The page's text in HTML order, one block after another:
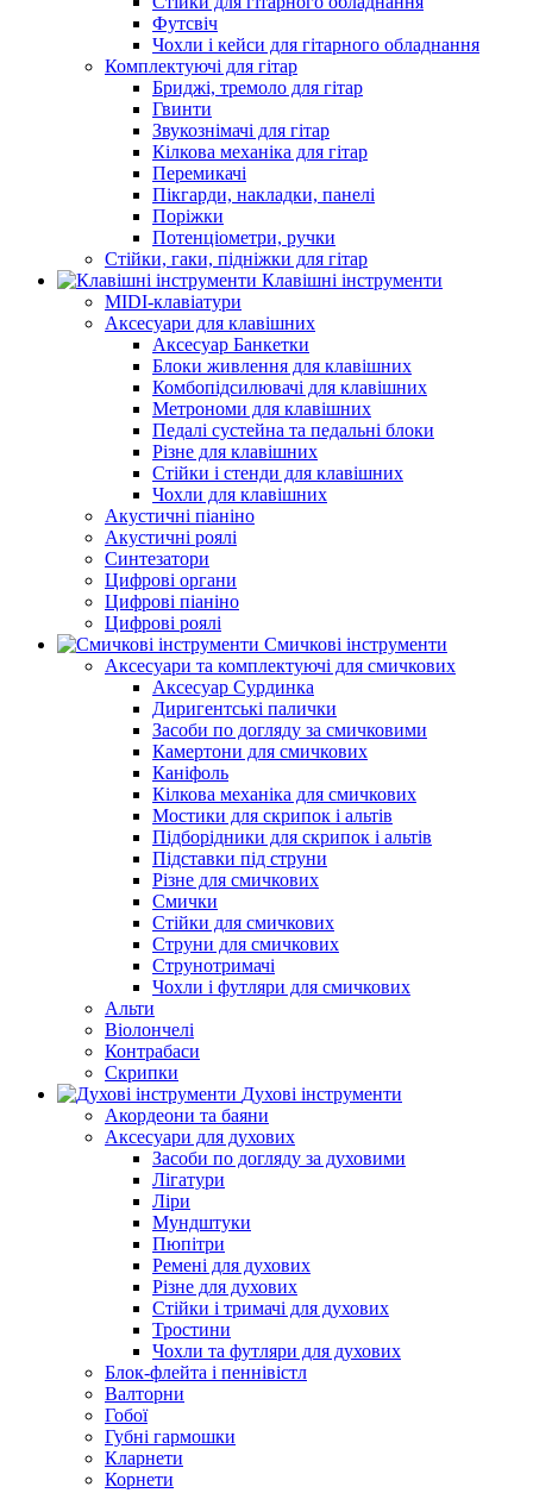
Футсвіч
Чохли і кейси для гітарного обладнання
Комплектуючі для гітар
Бриджі, тремоло для гітар
Гвинти
Звукознімачі для гітар
Кілкова механіка для гітар
Перемикачі
Пікгарди, накладки, панелі
Поріжки
Потенціометри, ручки
Стійки, гаки, підніжки для гітар
Клавішні інструменти
MIDI-клавіатури
Аксесуари для клавішних
Аксесуар Банкетки
Блоки живлення для клавішних
Комбопідсилювачі для клавішних
Метрономи для клавішних
Педалі сустейна та педальні блоки
Різне для клавішних
Стійки і стенди для клавішних
Чохли для клавішних
Акустичні піаніно
Акустичні роялі
Синтезатори
Цифрові органи
Цифрові піаніно
Цифрові роялі
Смичкові інструменти
Аксесуари та комплектуючі для смичкових
Аксесуар Сурдинка
Диригентські палички
Засоби по догляду за смичковими
Камертони для смичкових
Каніфоль
Кілкова механіка для смичкових
Мостики для скрипок і альтів
Підборiдники для скрипок і альтів
Підставки під струни
Різне для смичкових
Смички
Стійки для смичкових
Струни для смичкових
Струнотримачі
Чохли і футляри для смичкових
Альти
Віолончелі
Контрабаси
Скрипки
Духові інструменти
Акордеони та баяни
Аксесуари для духових
Засоби по догляду за духовими
Лігатури
Ліри
Мундштуки
Пюпітри
Ремені для духових
Різне для духових
Стійки і тримачі для духових
Тростини
Чохли та футляри для духових
Блок-флейта і пеннівістл
Валторни
Гобої
Губні гармошки
Кларнети
Корнети